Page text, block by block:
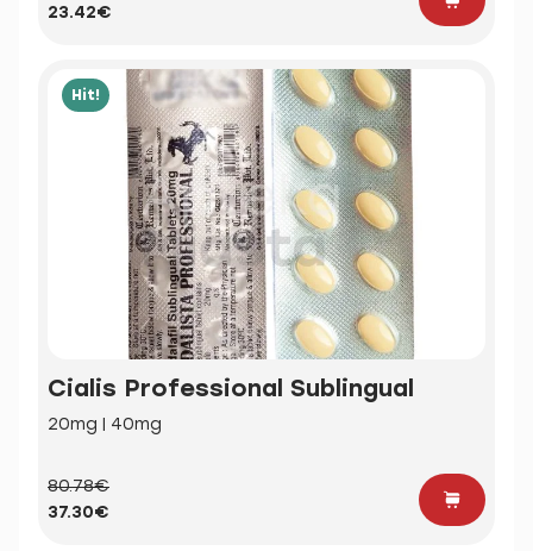
23.42€
Hit!
Cialis Professional Sublingual
20mg | 40mg
80.78€
37.30€